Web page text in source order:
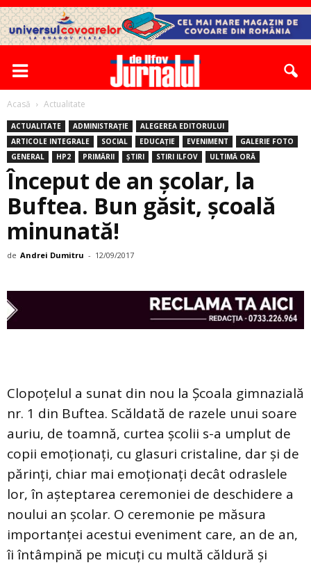
Acasă Actualitate
ACTUALITATE ADMINISTRAȚIE
ALEGEREA EDITORULUI
ARTICOLE INTEGRALE
SOCIAL EDUCAȚIE EVENIMENT
GALERIE FOTO
GENERAL
HP2 PRIMĂRII ȘTIRI STIRI ILFOV ULTIMĂ ORĂ
Început de an școlar, la
Buftea. Bun găsit, şcoală
minunată!
de Andrei Dumitru - 12/09/2017
Clopoțelul a sunat din nou la Școala gimnazială
nr. 1 din Buftea. Scăldată de razele unui soare
auriu, de toamnă, curtea școlii s-a umplut de
copii emoționați, cu glasuri cristaline, dar și de
părinți, chiar mai emoționați decât odraslele
lor, în așteptarea ceremoniei de deschidere a
noului an școlar. O ceremonie pe măsura
importanței acestui eveniment care, an de an,
îi întâmpină pe micuți cu multă căldură și